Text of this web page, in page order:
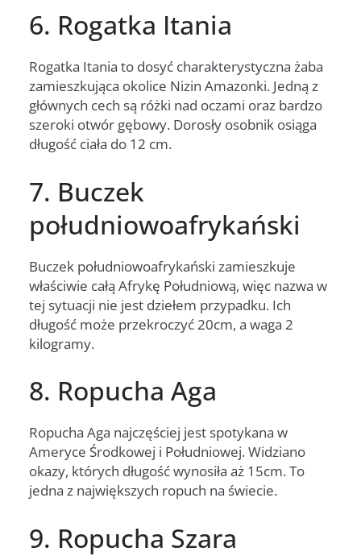
6. Rogatka Itania
Rogatka Itania to dosyć charakterystyczna żaba
zamieszkująca okolice Nizin Amazonki. Jedną z
głównych cech są różki nad oczami oraz bardzo
szeroki otwór gębowy. Dorosły osobnik osiąga
długość ciała do 12 cm.
7. Buczek
południowoafrykański
Buczek południowoafrykański zamieszkuje
właściwie całą Afrykę Południową, więc nazwa w
tej sytuacji nie jest dziełem przypadku. Ich
długość może przekroczyć 20cm, a waga 2
kilogramy.
8. Ropucha Aga
Ropucha Aga najczęściej jest spotykana w
Ameryce Środkowej i Południowej. Widziano
okazy, których długość wynosiła aż 15cm. To
jedna z największych ropuch na świecie.
9. Ropucha Szara